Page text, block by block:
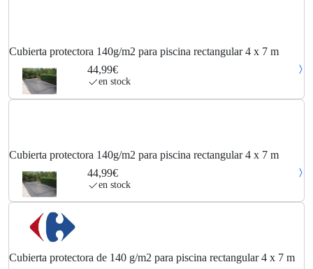
Cubierta protectora 140g/m2 para piscina rectangular 4 x 7 m
44,99€
en stock
Cubierta protectora 140g/m2 para piscina rectangular 4 x 7 m
44,99€
en stock
Cubierta protectora de 140 g/m2 para piscina rectangular 4 x 7 m